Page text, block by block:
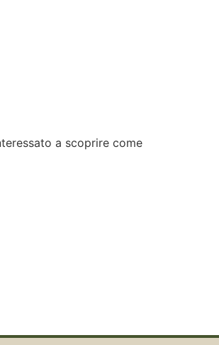
a scoprire come